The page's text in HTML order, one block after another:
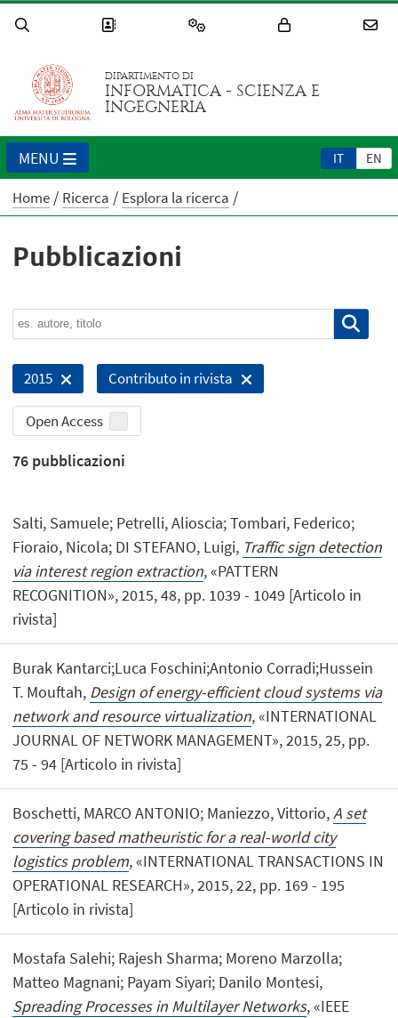
DIPARTIMENTO DI
INFORMATICA - SCIENZA E
INGEGNERIA
IT EN
MENU
Home Ricerca Esplora la ricerca
Pubblicazioni
2015 Contributo in rivista
Open Access
76 pubblicazioni
Salti, Samuele; Petrelli, Alioscia; Tombari, Federico;
Fioraio, Nicola; DI STEFANO, Luigi, Traffic sign detection
via interest region extraction, «PATTERN
RECOGNITION», 2015, 48, pp. 1039 - 1049 [Articolo in
rivista]
Burak Kantarci;Luca Foschini;Antonio Corradi;Hussein
T. Mouftah, Design of energy-efficient cloud systems via
network and resource virtualization, «INTERNATIONAL
JOURNAL OF NETWORK MANAGEMENT», 2015, 25, pp.
75 - 94 [Articolo in rivista]
Boschetti, MARCO ANTONIO; Maniezzo, Vittorio,A set
covering based matheuristic for a real-world city
logistics problem, «INTERNATIONAL TRANSACTIONS IN
OPERATIONAL RESEARCH», 2015, 22, pp. 169 - 195
[Articolo in rivista]
Mostafa Salehi; Rajesh Sharma; Moreno Marzolla;
Matteo Magnani; Payam Siyari; Danilo Montesi,
Spreading Processes in Multilayer Networks, «IEEE